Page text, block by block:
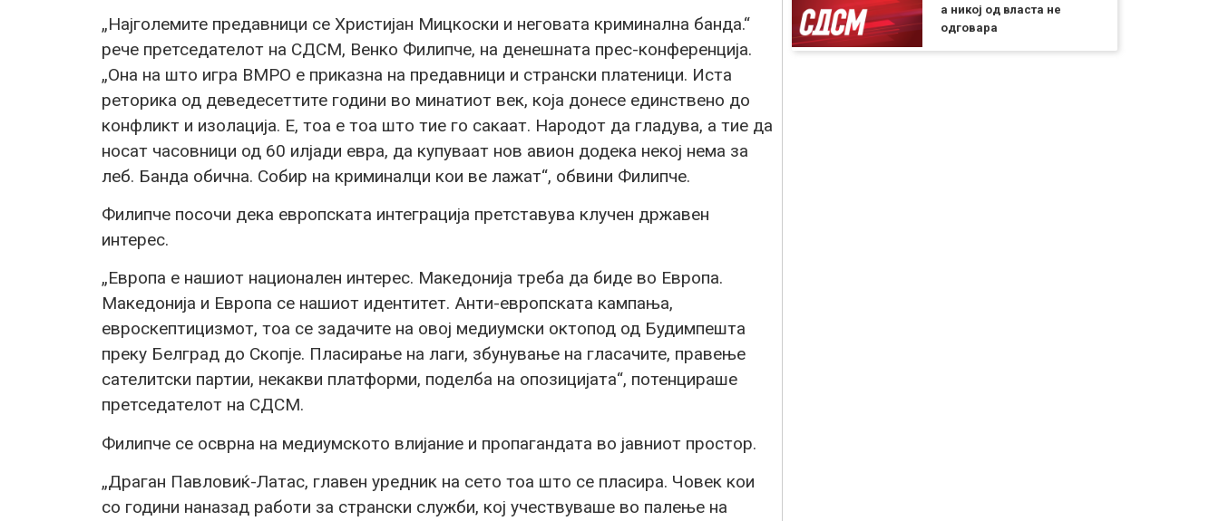
„Најголемите предавници се Христијан Мицкоски и неговата криминална банда.“
рече претседателот на СДСМ, Венко Филипче, на денешната прес-конференција.
„Она на што игра ВМРО е приказна на предавници и странски платеници. Иста
реторика од деведесеттите години во минатиот век, која донесе единствено до
конфликт и изолација. Е, тоа е тоа што тие го сакаат. Народот да гладува, а тие да
носат часовници од 60 илјади евра, да купуваат нов авион додека некој нема за
леб. Банда обична. Собир на криминалци кои ве лажат“, обвини Филипче.
Филипче посочи дека европската интеграција претставува клучен државен
интерес.
„Европа е нашиот национален интерес. Македонија треба да биде во Европа.
Македонија и Европа се нашиот идентитет. Анти-европската кампања,
евроскептицизмот, тоа се задачите на овој медиумски октопод од Будимпешта
преку Белград до Скопје. Пласирање на лаги, збунување на гласачите, правење
сателитски партии, некакви платформи, поделба на опозицијата“, потенцираше
претседателот на СДСМ.
Филипче се осврна на медиумското влијание и пропагандата во јавниот простор.
„Драган Павловиќ-Латас, главен уредник на сето тоа што се пласира. Човек кои
со години наназад работи за странски служби, кој учествуваше во палење на
а никој од власта не
одговара